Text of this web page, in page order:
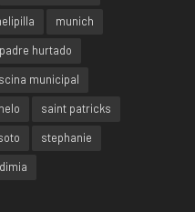
munich
padre hurtado
municipal
saint patricks
stephanie